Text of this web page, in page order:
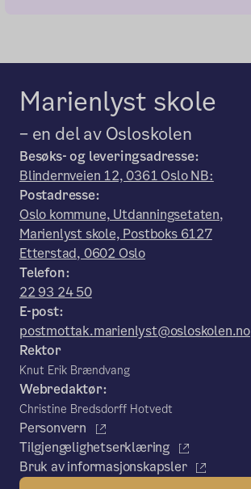
Marienlyst skole
– en del av Osloskolen
Besøks- og leveringsadresse:
Blindernveien 12, 0361 Oslo NB:
Postadresse:
Oslo kommune, Utdanningsetaten,
Marienlyst skole, Postboks 6127
Etterstad, 0602 Oslo
Telefon:
22 93 24 50
E-post:
postmottak.marienlyst@osloskolen.no
Rektor
Knut Erik Brændvang
Webredaktør:
Christine Bredsdorff Hotvedt
Personvern
Tilgjengelighetserklæring
Bruk av informasjonskapsler